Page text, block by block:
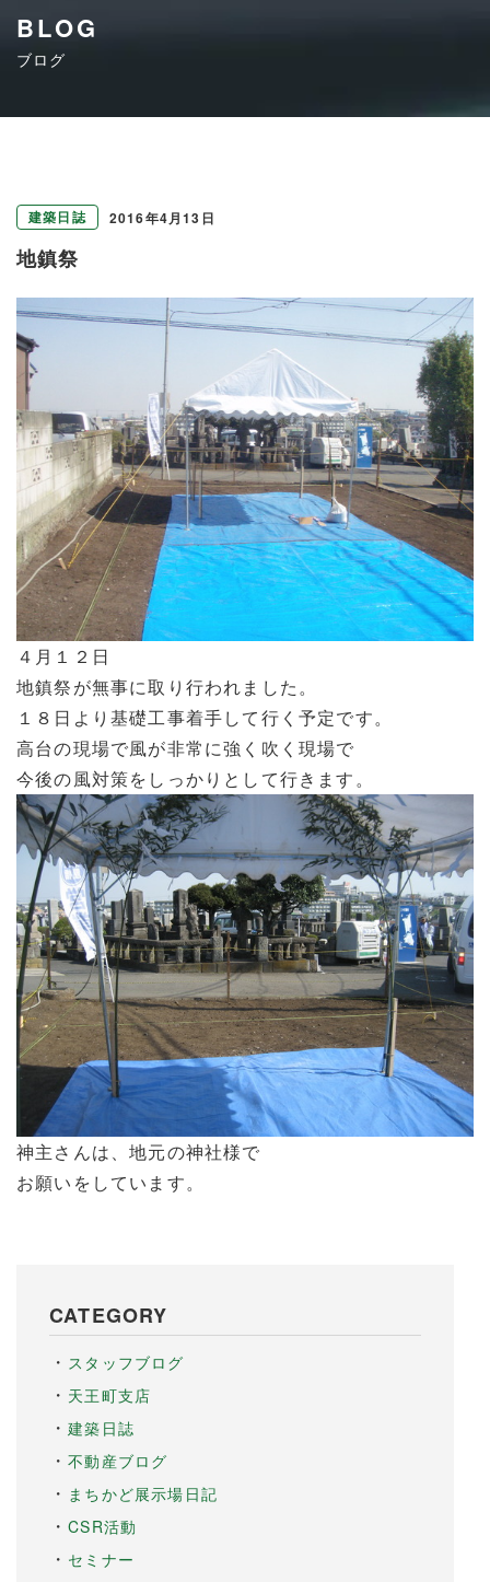
BLOG
ブログ
建築日誌 2016年4月13日
地鎮祭
４月１２日
地鎮祭が無事に取り行われました。
１８日より基礎工事着手して行く予定です。
高台の現場で風が非常に強く吹く現場で
今後の風対策をしっかりとして行きます。
神主さんは、地元の神社様で
お願いをしています。
CATEGORY
スタッフブログ
天王町支店
建築日誌
不動産ブログ
まちかど展示場日記
CSR活動
セミナー